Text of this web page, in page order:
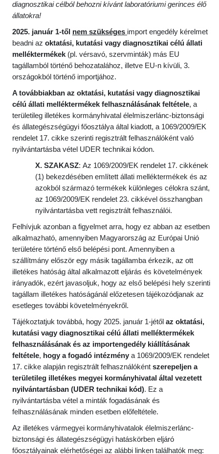
diagnosztikai célból behozni kívánt laboratóriumi gerinces élő
állatokra!
2025. január 1-től nem szükséges import engedély kérelmet
beadni az oktatási, kutatási vagy diagnosztikai célú állati
melléktermékek (pl. vérsavó, szervminták) más EU
tagállamból történő behozatalához, illetve EU-n kívüli, 3.
országokból történő importjához.
A továbbiakban az oktatási, kutatási vagy diagnosztikai
célú állati melléktermékek felhasználásának feltétele, a
területileg illetékes kormányhivatal élelmiszerlánc-biztonsági
és állategészségügyi főosztálya által kiadott, a 1069/2009/EK
rendelet 17. cikke szerinti regisztrált felhasználóként való
nyilvántartásba vétel UDER technikai kódon.
X. SZAKASZ: Az 1069/2009/EK rendelet 17. cikkének
(1) bekezdésében említett állati melléktermékek és az
azokból származó termékek különleges célokra szánt,
az 1069/2009/EK rendelet 23. cikkével összhangban
nyilvántartásba vett regisztrált felhasználói.
Felhívjuk azonban a figyelmet arra, hogy ez abban az esetben
alkalmazható, amennyiben Magyarország az Európai Unió
területére történő első belépési pont. Amennyiben a
szállítmány először egy másik tagállamba érkezik, az ott
illetékes hatóság által alkalmazott eljárás és követelmények
irányadók, ezért javasoljuk, hogy az első belépési hely szerinti
tagállam illetékes hatóságánál előzetesen tájékozódjanak az
esetleges további követelményekről.
Tájékoztatjuk továbbá, hogy 2025. január 1-jétől az oktatási,
kutatási vagy diagnosztikai célú állati melléktermékek
felhasználásának és az importengedély kiállításának
feltétele, hogy a fogadó intézmény a 1069/2009/EK rendelet
17. cikke alapján regisztrált felhasználóként szerepeljen a
területileg illetékes megyei kormányhivatal által vezetett
nyilvántartásban (UDER technikai kód). Ez a
nyilvántartásba vétel a minták fogadásának és
felhasználásának minden esetben előfeltétele.
Az illetékes vármegyei kormányhivatalok élelmiszerlánc-
biztonsági és állategészségügyi hatáskörben eljáró
főosztályainak elérhetőségei az alábbi linken találhatók meg: